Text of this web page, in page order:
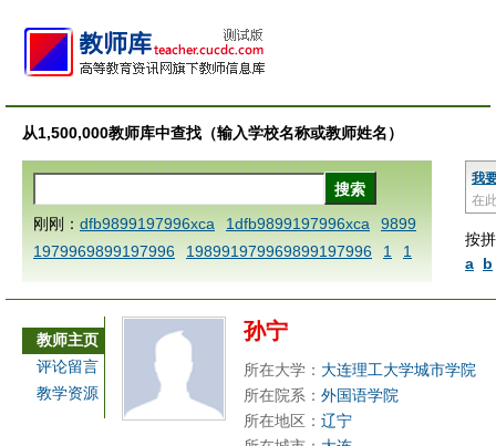
从1,500,000教师库中查找（输入学校名称或教师姓名）
我
在
按
a b
刚刚： dfb9899197996xca 1dfb9899197996xca
9899
1979969899197996
198991979969899197996 1
1
AAABBBCCCdefine blablaenddefine dfbxyzendtemplat
a
1dfbmath key98991 methodmultiply operand97996x
ca
1dfbsetx9899197996xxca 1dfbthisxca
1dfbxca12
3
1dfbzzzzzzzzbbbccccdddeeexcareplacezo
1printdf
b 9899197996 xca
AAABBBCCCdefine blablaenddefin
教师主页
评论留言
教学资源
孙宁
所在大学： 大连理工大学城市学院
所在院系： 外国语学院
所在地区： 辽宁